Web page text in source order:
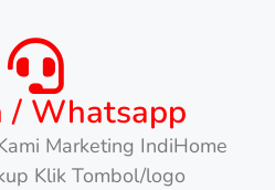
/ Whatsapp
Marketing IndiHome
Klik Tombol/logo